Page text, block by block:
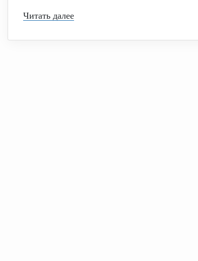
Читать далее